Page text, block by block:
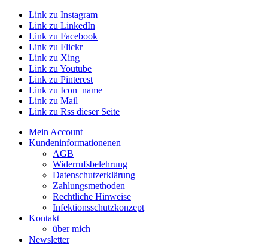
Link zu Instagram
Link zu LinkedIn
Link zu Facebook
Link zu Flickr
Link zu Xing
Link zu Youtube
Link zu Pinterest
Link zu Icon_name
Link zu Mail
Link zu Rss dieser Seite
Mein Account
Kundeninformationenen
AGB
Widerrufsbelehrung
Datenschutzerklärung
Zahlungsmethoden
Rechtliche Hinweise
Infektionsschutzkonzept
Kontakt
über mich
Newsletter